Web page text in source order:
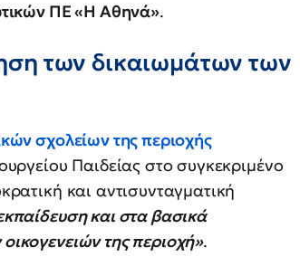
ΠΕ «Η Αθηνά».
των δικαιωμάτων των
σχολείων της περιοχής
Παιδείας στο συγκεκριμένο
και αντισυνταγματική
και στα βασικά
της περιοχή».